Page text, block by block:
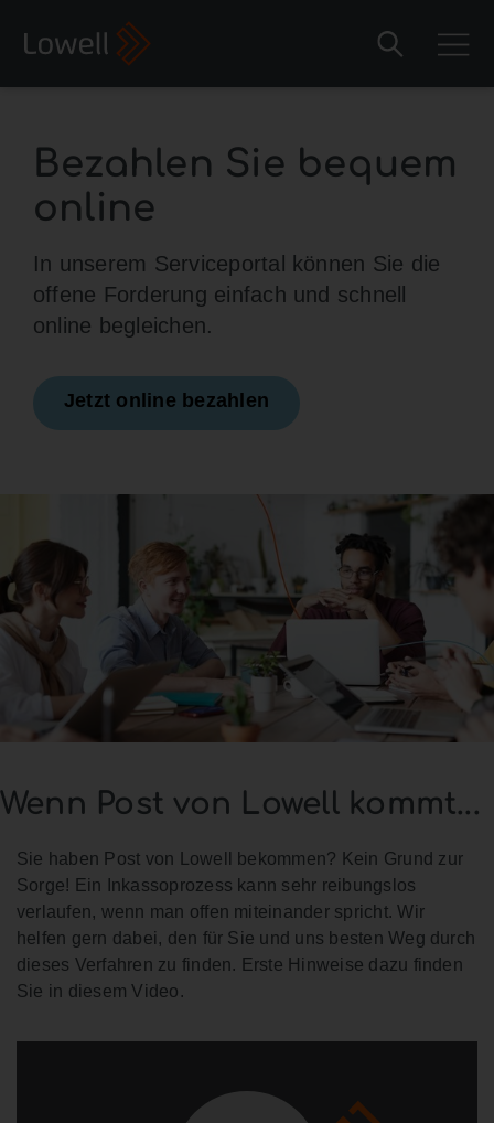
Bezahlen Sie bequem
online
In unserem Serviceportal können Sie die
offene Forderung einfach und schnell
online begleichen.
Jetzt online bezahlen
Wenn Post von Lowell kommt...
Sie haben Post von Lowell bekommen? Kein Grund zur
Sorge! Ein Inkassoprozess kann sehr reibungslos
verlaufen, wenn man offen miteinander spricht. Wir
helfen gern dabei, den für Sie und uns besten Weg durch
dieses Verfahren zu finden. Erste Hinweise dazu finden
Sie in diesem Video.